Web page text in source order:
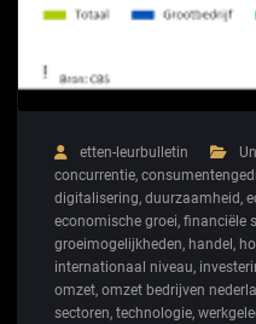
etten-leurbulletin
concurrentie,
digitalisering, duurzaamheid,
economische groei, financiële
groeimogelijkheden, handel ,
internationaal niveau,
omzet, omzet bedrijven
sectoren, technologie,